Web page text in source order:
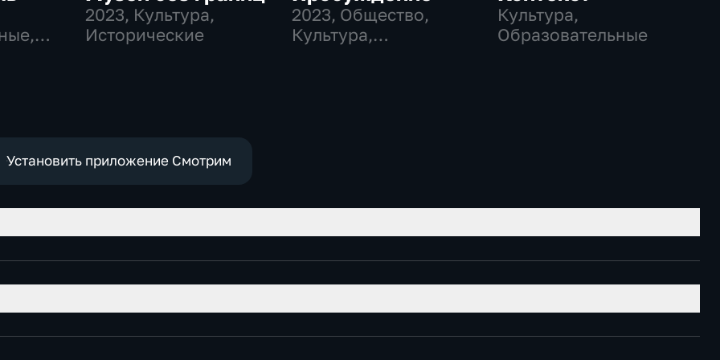
2023, Культура,
Исторические
2023, Общество,
Культура,
Культура,
Образовательные
Установить приложение Смотрим